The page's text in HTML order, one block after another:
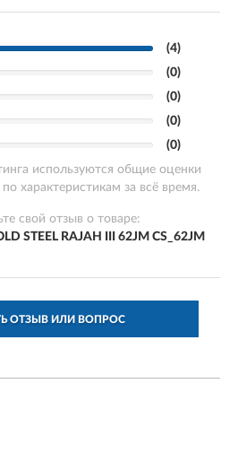
(4)
(0)
(0)
(0)
(0)
используются общие оценки
характеристикам за всё время.
свой отзыв о товаре:
STEEL RAJAH III 62JM CS_62JM
ОТЗЫВ ИЛИ ВОПРОС